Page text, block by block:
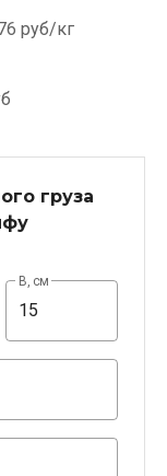
руб/кг
груза
В, см